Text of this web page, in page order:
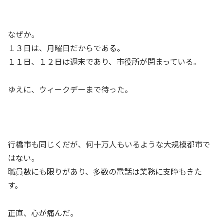
なぜか。
１３日は、月曜日だからである。
１１日、１２日は週末であり、市役所が閉まっている。
ゆえに、ウィークデーまで待った。
行橋市も同じくだが、何十万人もいるような大規模都市で
はない。
職員数にも限りがあり、多数の電話は業務に支障もきた
す。
正直、心が痛んだ。